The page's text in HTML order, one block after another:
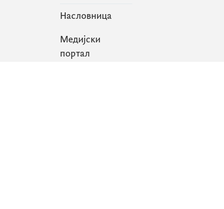
Насловница
Медијски
портал